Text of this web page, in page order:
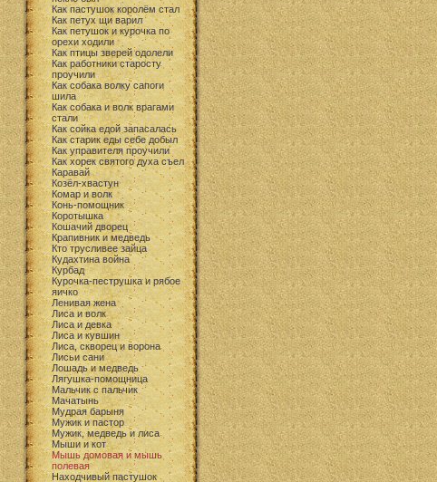
Как пастушок королём стал
Как петух щи варил
Как петушок и курочка по
орехи ходили
Как птицы зверей одолели
Как работники старосту
проучили
Как собака волку сапоги
шила
Как собака и волк врагами
стали
Как сойка едой запасалась
Как старик еды себе добыл
Как управителя проучили
Как хорек святого духа съел
Каравай
Козёл-хвастун
Комар и волк
Конь-помощник
Коротышка
Кошачий дворец
Крапивник и медведь
Кто трусливее зайца
Кудахтина война
Курбад
Курочка-пеструшка и рябое
яичко
Ленивая жена
Лиса и волк
Лиса и девка
Лиса и кувшин
Лиса, скворец и ворона
Лисьи сани
Лошадь и медведь
Лягушка-помощница
Мальчик с пальчик
Мачатынь
Мудрая барыня
Мужик и пастор
Мужик, медведь и лиса
Мыши и кот
Мышь домовая и мышь
полевая
Находчивый пастушок